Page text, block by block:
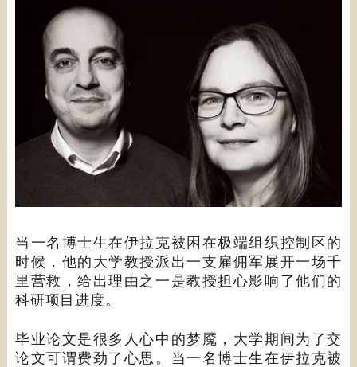
当一名博士生在伊拉克被困在极端组织控制区的
时候，他的大学教授派出一支雇佣军展开一场千
里营救，给出理由之一是教授担心影响了他们的
科研项目进度。
毕业论文是很多人心中的梦魇，大学期间为了交
论文可谓费劲了心思。当一名博士生在伊拉克被